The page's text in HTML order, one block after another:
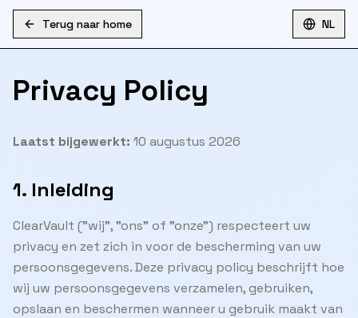
Terug naar home NL
Privacy Policy
Laatst bijgewerkt: 10 augustus 2026
1. Inleiding
ClearVault ("wij", "ons" of "onze") respecteert uw
privacy en zet zich in voor de bescherming van uw
persoonsgegevens. Deze privacy policy beschrijft hoe
wij uw persoonsgegevens verzamelen, gebruiken,
opslaan en beschermen wanneer u gebruik maakt van